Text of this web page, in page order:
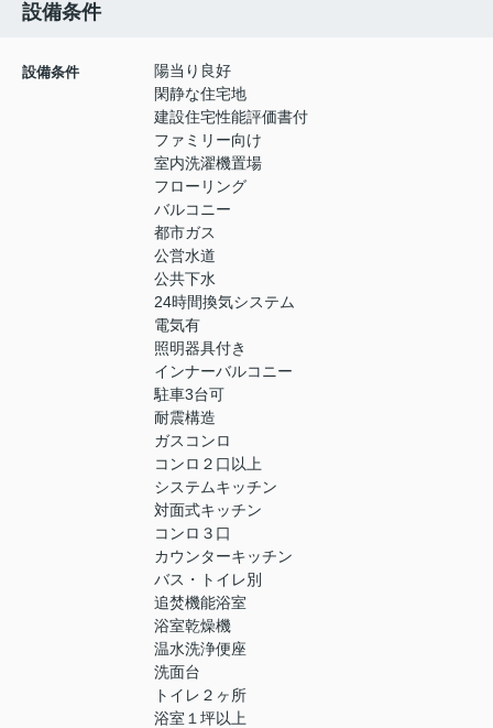
設備条件
設備条件
陽当り良好
閑静な住宅地
建設住宅性能評価書付
ファミリー向け
室内洗濯機置場
フローリング
バルコニー
都市ガス
公営水道
公共下水
24時間換気システム
電気有
照明器具付き
インナーバルコニー
駐車3台可
耐震構造
ガスコンロ
コンロ２口以上
システムキッチン
対面式キッチン
コンロ３口
カウンターキッチン
バス・トイレ別
追焚機能浴室
浴室乾燥機
温水洗浄便座
洗面台
トイレ２ヶ所
浴室１坪以上